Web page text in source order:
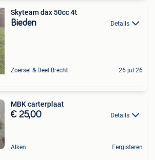
Skyteam dax 50cc 4t
Bieden Details
Zoersel & Deel Brecht 26 jul 26
MBK carterplaat
€ 25,00 Details
Alken Eergisteren